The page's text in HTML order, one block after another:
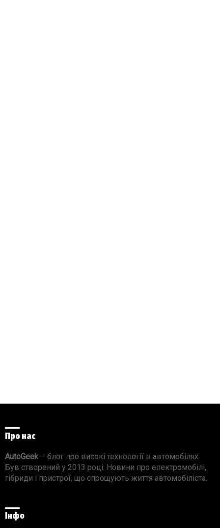
Про нас
AutoGeek – блог про високі технології в автомобілях.
Був створений у 2013 році. Новини про електромобілі,
гібриди і пристрої, що спрощують життя автомобіліста.
Інфо